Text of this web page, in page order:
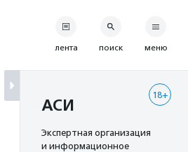
лента поиск меню
18+
АСИ
Экспертная организация
и информационное